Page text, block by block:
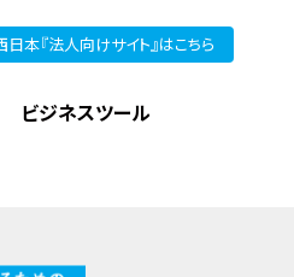
日本『法人向けサイト』はこちら
ビジネスツール